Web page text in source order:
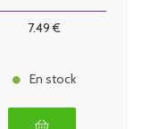
7.49 €
En stock